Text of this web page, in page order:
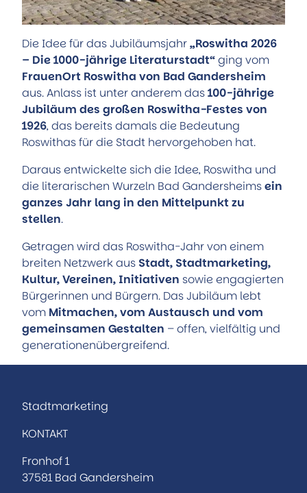
Die Idee für das Jubiläumsjahr„Roswitha 2026
– Die 1000-jährige Literaturstadt“ging vom
FrauenOrt Roswitha von Bad Gandersheim
aus. Anlass ist unter anderem das100-jährige
Jubiläum des großen Roswitha-Festes von
1926, das bereits damals die Bedeutung
Roswithas für die Stadt hervorgehoben hat.
Daraus entwickelte sich die Idee, Roswitha und
die literarischen Wurzeln Bad Gandersheimsein
ganzes Jahr lang in den Mittelpunkt zu
stellen.
Getragen wird das Roswitha-Jahr von einem
breiten Netzwerk aus Stadt, Stadtmarketing,
Kultur, Vereinen, Initiativen sowie engagierten
Bürgerinnen und Bürgern. Das Jubiläum lebt
vom Mitmachen, vom Austausch und vom
gemeinsamen Gestalten – offen, vielfältig und
generationenübergreifend.
Stadtmarketing
KONTAKT
Fronhof 1
37581 Bad Gandersheim